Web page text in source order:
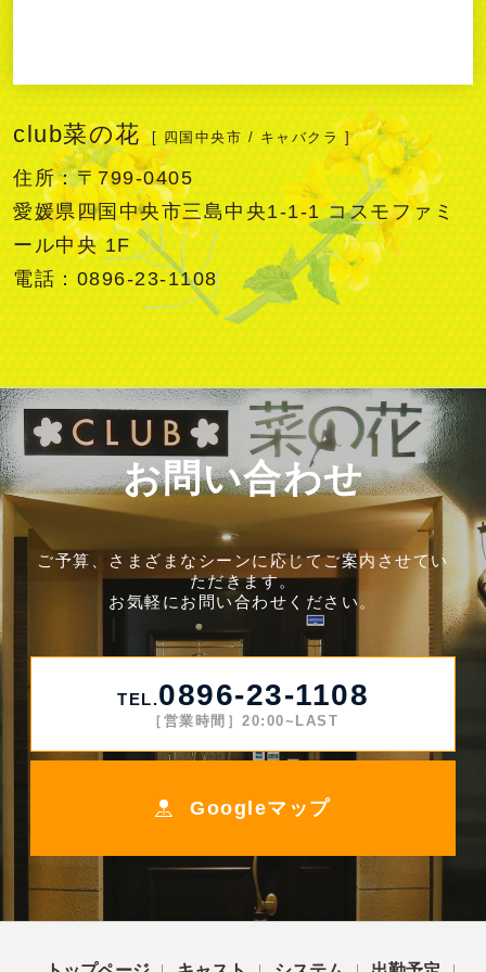
club菜の花 [ 四国中央市 / キャバクラ ]
住所：〒799-0405
愛媛県四国中央市三島中央1-1-1 コスモファミ
ール中央 1F
電話：0896-23-1108
お問い合わせ
ご予算、さまざまなシーンに応じてご案内させてい
ただきます。
お気軽にお問い合わせください。
TEL.0896-23-1108
［営業時間］20:00~LAST
Googleマップ